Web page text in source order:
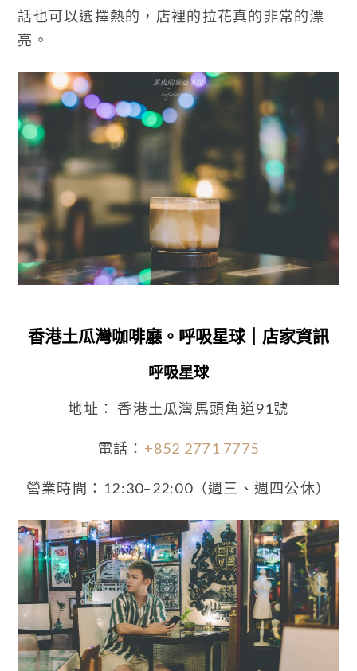
話也可以選擇熱的，店裡的拉花真的非常的漂
亮。
香港土瓜灣咖啡廳。呼吸星球｜店家資訊
呼吸星球
地址： 香港土瓜灣馬頭角道91號
電話： +852 2771 7775
營業時間：12:30–22:00（週三、週四公休）